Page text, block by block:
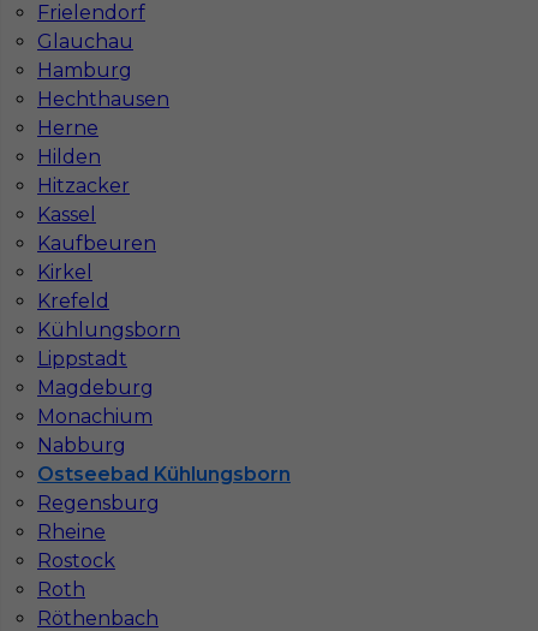
Frielendorf
Glauchau
Hamburg
Hechthausen
Herne
Hilden
Hitzacker
Kassel
Kaufbeuren
Kirkel
Krefeld
Kühlungsborn
Lippstadt
Magdeburg
Monachium
Nabburg
Ostseebad Kühlungsborn
Regensburg
Rheine
Rostock
Roth
Röthenbach
Glazurnik praca Niemcy
Kategoria
Płytkarz
Lokalizacja
Rostock
Wymagane języki
Stawka 16 - 18 € / h
1
Znaleziono 1 wyników